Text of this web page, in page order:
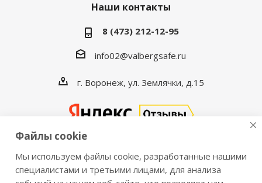
Наши контакты
8 (473) 212-12-95
info02@valbergsafe.ru
г. Воронеж, ул. Землячки, д.15
2016-2026 © VALBERGSAFE.RU — Интернет-магазин
Файлы cookie
Мы используем файлы cookie, разработанные нашими
специалистами и третьими лицами, для анализа